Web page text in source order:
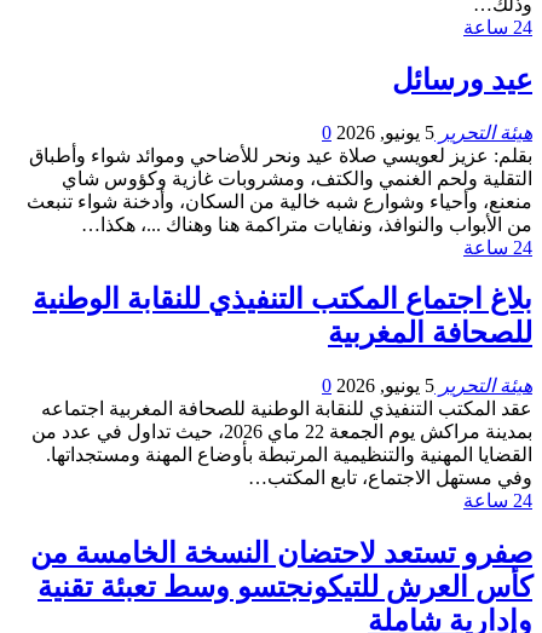
24 ساعة
عيد ورسائل
هيئة التحرير 5 يونيو, 2026
0
بقلم: عزيز لعويسي صلاة عيد ونحر للأضاحي وموائد شواء وأطباق
التقلية ولحم الغنمي والكتف، ومشروبات غازية وكؤوس شاي
منعنع، وأحياء وشوارع شبه خالية من السكان، وأدخنة شواء تنبعث
من الأبواب والنوافذ، ونفايات متراكمة هنا وهناك ...، هكذا…
24 ساعة
بلاغ اجتماع المكتب التنفيذي للنقابة الوطنية
للصحافة المغربية
هيئة التحرير 5 يونيو, 2026
0
عقد المكتب التنفيذي للنقابة الوطنية للصحافة المغربية اجتماعه
بمدينة مراكش يوم الجمعة 22 ماي 2026، حيث تداول في عدد من
القضايا المهنية والتنظيمية المرتبطة بأوضاع المهنة ومستجداتها.
وفي مستهل الاجتماع، تابع المكتب…
24 ساعة
صفرو تستعد لاحتضان النسخة الخامسة من
كأس العرش للتيكونجتسو وسط تعبئة تقنية
وإدارية شاملة